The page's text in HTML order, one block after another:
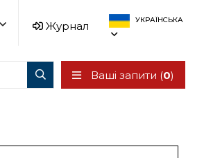
Журнал УКРАЇНСЬКА
Ваші запити (0)